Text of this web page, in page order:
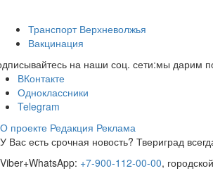
Транспорт Верхневолжья
Вакцинация
на наши соц. сети:мы дарим
ВКонтакте
Одноклассники
Telegram
О проекте Редакция Реклама
У Вас есть срочная новость? Твериград
Viber+WhatsApp: +7-900-112-00-00,